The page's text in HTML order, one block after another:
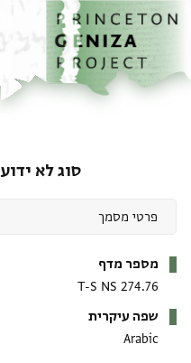
לתוכןהבית
סוג לא ידוע
מספר מדף
T-S NS 274.76
שפה עיקרית
Arabic